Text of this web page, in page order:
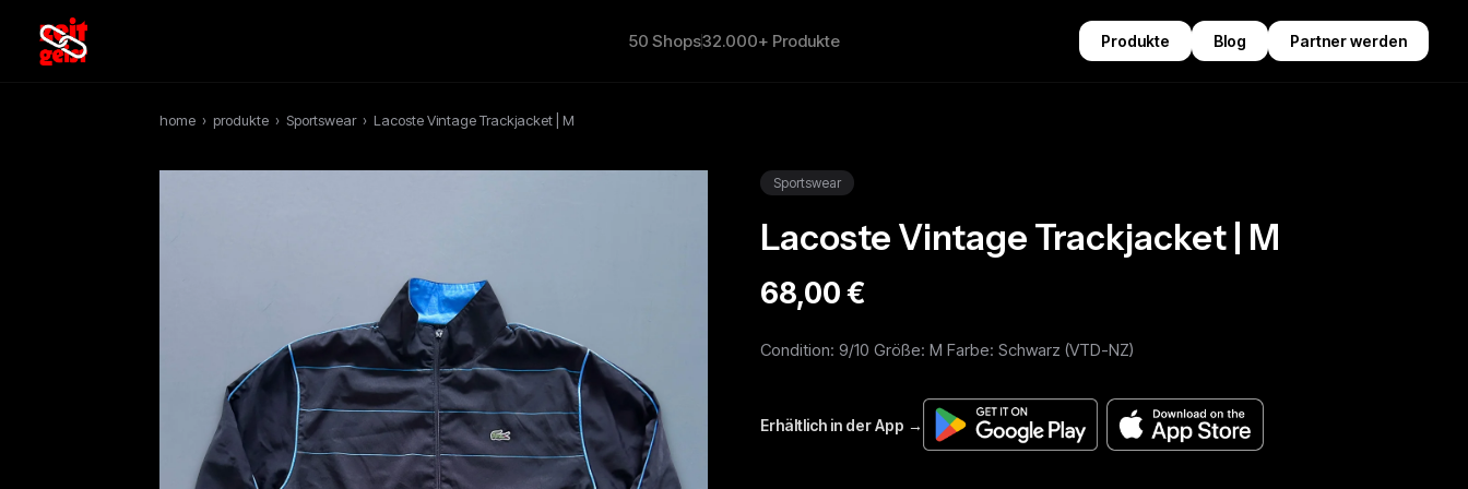
50 Shops32.000+ Produkte Produkte Blog Partner werden
home › produkte › Sportswear › Lacoste Vintage Trackjacket | M
Sportswear
Lacoste Vintage Trackjacket | M
68,00 €
Condition: 9/10 Größe: M Farbe: Schwarz (VTD-NZ)